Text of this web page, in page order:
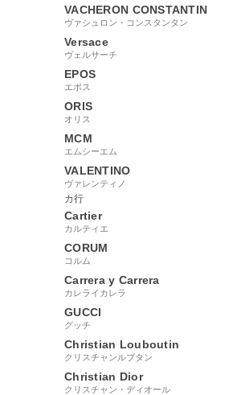
VACHERON CONSTANTIN
ヴァシュロン・コンスタンタン
Versace
ヴェルサーチ
EPOS
エポス
ORIS
オリス
MCM
エムシーエム
VALENTINO
ヴァレンティノ
カ行
Cartier
カルティエ
CORUM
コルム
Carrera y Carrera
カレライカレラ
GUCCI
グッチ
Christian Louboutin
クリスチャンルブタン
Christian Dior
クリスチャン・ディオール